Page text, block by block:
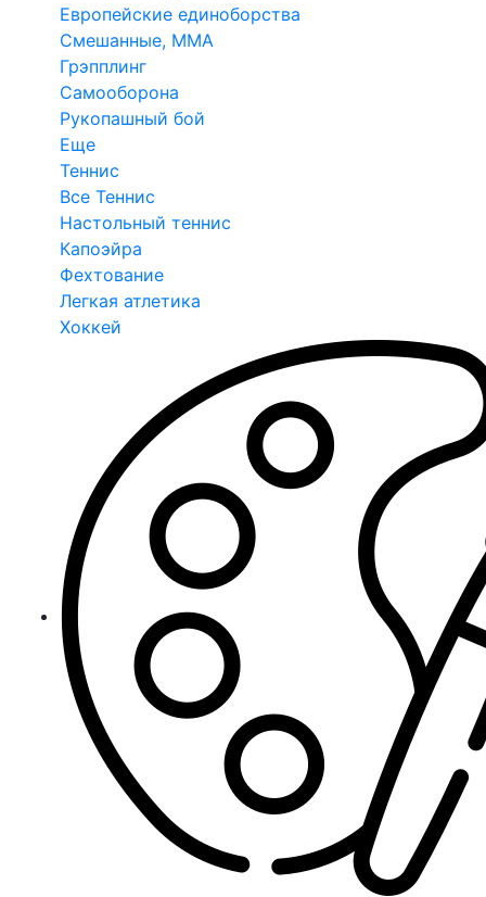
Европейские единоборства
Смешанные, ММА
Грэпплинг
Самооборона
Рукопашный бой
Еще
Теннис
Все Теннис
Настольный теннис
Капоэйра
Фехтование
Легкая атлетика
Хоккей